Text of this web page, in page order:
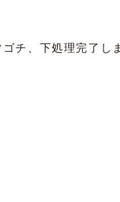
チ、下処理完了し